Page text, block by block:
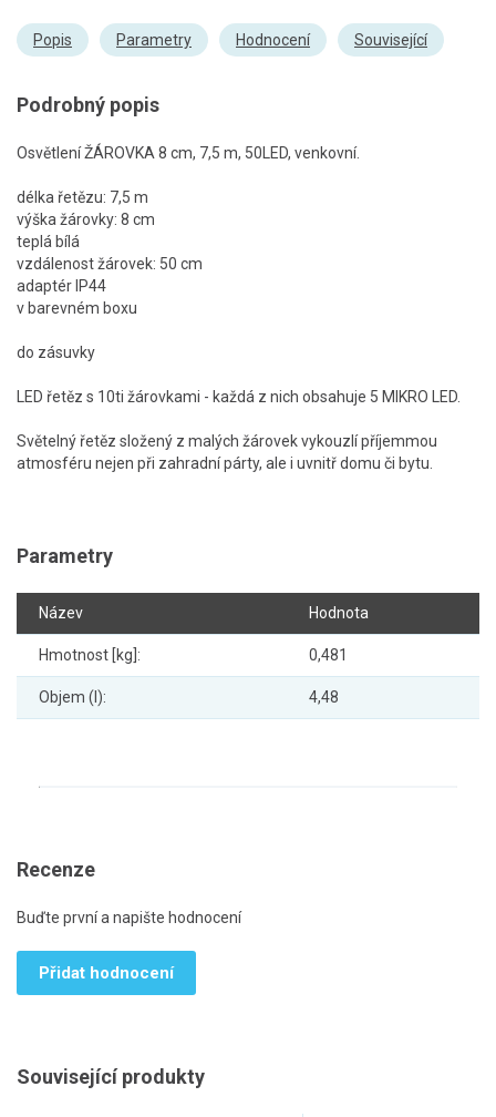
Popis Parametry Hodnocení Související
Podrobný popis
Osvětlení ŽÁROVKA 8 cm, 7,5 m, 50LED, venkovní.
délka řetězu: 7,5 m
výška žárovky: 8 cm
teplá bílá
vzdálenost žárovek: 50 cm
adaptér IP44
v barevném boxu
do zásuvky
LED řetěz s 10ti žárovkami - každá z nich obsahuje 5 MIKRO LED.
Světelný řetěz složený z malých žárovek vykouzlí příjemmou
atmosféru nejen při zahradní párty, ale i uvnitř domu či bytu.
Parametry
Název Hodnota
Hmotnost [kg]: 0,481
Objem (l): 4,48
Recenze
Buďte první a napište hodnocení
Přidat hodnocení
Související produkty